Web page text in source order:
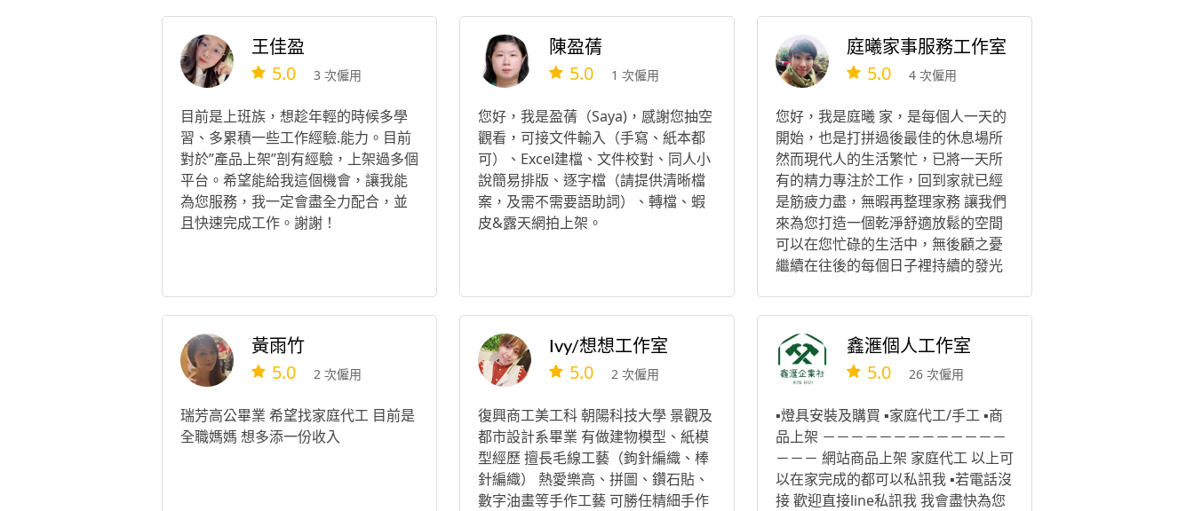
王佳盈
5.0 3 次僱用
目前是上班族，想趁年輕的時候多學
習、多累積一些工作經驗.能力。目前
對於”產品上架”剖有經驗，上架過多個
平台。希望能給我這個機會，讓我能
為您服務，我一定會盡全力配合，並
且快速完成工作。謝謝！
陳盈蒨
5.0 1 次僱用
您好，我是盈蒨（Saya)，感謝您抽空
觀看，可接文件輸入（手寫、紙本都
可）、Excel建檔、文件校對、同人小
說簡易排版、逐字檔（請提供清晰檔
案，及需不需要語助詞）、轉檔、蝦
皮&露天網拍上架。
庭曦家事服務工作室
5.0 4 次僱用
您好，我是庭曦 家，是每個人一天的
開始，也是打拼過後最佳的休息場所
然而現代人的生活繁忙，已將一天所
有的精力專注於工作，回到家就已經
是筋疲力盡，無暇再整理家務 讓我們
來為您打造一個乾淨舒適放鬆的空間
可以在您忙碌的生活中，無後顧之憂
繼續在往後的每個日子裡持續的發光
退租清潔/入住清潔/大掃除/辦公室清
潔 收納整理 搬家打包上架/全室收納/
物品定位/斷捨離
黃雨竹
5.0 2 次僱用
瑞芳高公畢業 希望找家庭代工 目前是
全職媽媽 想多添一份收入
Ivy/想想工作室
5.0 2 次僱用
復興商工美工科 朝陽科技大學 景觀及
都市設計系畢業 有做建物模型、紙模
型經歷 擅長毛線工藝（鉤針編織、棒
針編織） 熱愛樂高、拼圖、鑽石貼、
數字油畫等手作工藝 可勝任精細手作
鑫滙個人工作室
5.0 26 次僱用
▪️燈具安裝及購買 ▪️家庭代工/手工 ▪️商
品上架 －－－－－－－－－－－－－
－－－ 網站商品上架 家庭代工 以上可
以在家完成的都可以私訊我 ▪️若電話沒
接 歡迎直接line私訊我 我會盡快為您